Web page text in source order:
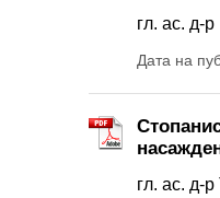
гл. ас. д-
Дата на
гл. ас. д-